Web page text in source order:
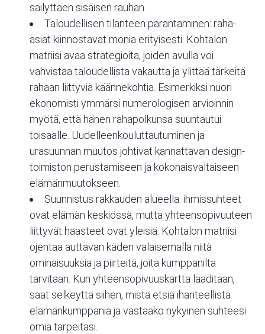
säilyttäen sisäisen rauhan.
Taloudellisen tilanteen parantaminen: raha-
asiat kiinnostavat monia erityisesti. Kohtalon
matriisi avaa strategioita, joiden avulla voi
vahvistaa taloudellista vakautta ja ylittää tärkeitä
rahaan liittyviä käännekohtia. Esimerkiksi nuori
ekonomisti ymmärsi numerologisen arvioinnin
myötä, että hänen rahapolkunsa suuntautui
toisaalle. Uudelleenkouluttautuminen ja
urasuunnan muutos johtivat kannattavan design-
toimiston perustamiseen ja kokonaisvaltaiseen
elämänmuutokseen.
Suunnistus rakkauden alueella: ihmissuhteet
ovat elämän keskiössä, mutta yhteensopivuuteen
liittyvät haasteet ovat yleisiä. Kohtalon matriisi
ojentaa auttavan käden valaisemalla niitä
ominaisuuksia ja piirteitä, joita kumppanilta
tarvitaan. Kun yhteensopivuuskartta laaditaan,
saat selkeyttä siihen, mistä etsiä ihanteellista
elämänkumppania ja vastaako nykyinen suhteesi
omia tarpeitasi.